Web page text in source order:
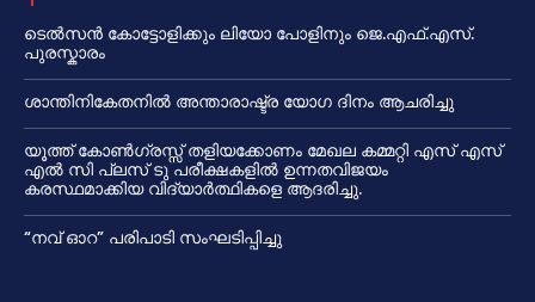
ടെൽസൻ കോട്ടോളിക്കും ലിയോ പോളിനും ജെ.എഫ്.എസ്.
പുരസ്കാരം
ശാന്തിനികേതനിൽ അന്താരാഷ്ട്ര യോഗ ദിനം ആചരിച്ചു
യൂത്ത് കോൺഗ്രസ്സ് തളിയക്കോണം മേഖല കമ്മറ്റി എസ് എസ്
എൽ സി പ്ലസ് ടു പരീക്ഷകളിൽ ഉന്നതവിജയം
കരസ്ഥമാക്കിയ വിദ്യാർത്ഥികളെ ആദരിച്ചു.
“നവ് ഓറ” പരിപാടി സംഘടിപ്പിച്ചു